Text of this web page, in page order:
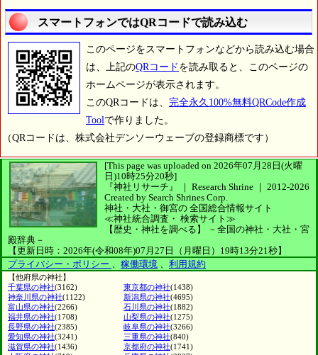
スマートフォンではQRコードで読み込む
このページをスマートフォンなどから読み込む場合
は、上記のQRコード を読み取ると、このページの
ホームページが表示されます。
このQRコードは、 完全永久100%無料QRCode作成
Toolで作りました。
（QRコードは、株式会社デンソーウェーブの登録商標です）
[This page was uploaded on 2026年07月28日(火曜
日)10時25分20秒]
『神社リサーチ』 ｜ Research Shrine ｜ 2012-2026
Created by Search Shrines Corp.
神社・大社・御宮の 全国総合情報サイト
≪神社統合調査・ 検索サイト≫
【歴史・神社を調べる】
－全国の神社・大社・宮
殿辞典－
【更新日時：2026年(令和08年)07月27日（月曜日）19時13分21秒】
プライバシー・ポリシー 、 稼働環境 、 利用規約
【他府県の神社】
千葉県の神社(3162) 東京都の神社(1438)
神奈川県の神社(1122) 新潟県の神社(4695)
富山県の神社(2266) 石川県の神社(1882)
福井県の神社(1708) 山梨県の神社(1275)
長野県の神社(2385) 岐阜県の神社(3266)
愛知県の神社(3241) 三重県の神社(840)
滋賀県の神社(1436) 京都府の神社(1741)